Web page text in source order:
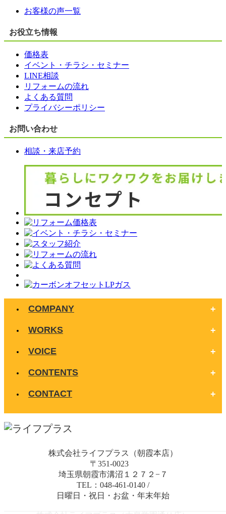
お客様の声一覧
お役立ち情報
価格表
イベント・チラシ・セミナー
LINE相談
リフォームの流れ
よくある質問
プライバシーポリシー
お問い合わせ
相談・来店予約
COMPANY
WORKS
VOICE
CONTENTS
CONTACT
株式会社ライフプラス（朝霞本店）
〒351-0023
埼玉県朝霞市溝沼１２７２−７
TEL：048-461-0140 /
日曜日・祝日・お盆・年末年始